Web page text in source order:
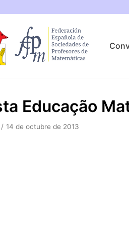
Educação
14 de octubre de 2013